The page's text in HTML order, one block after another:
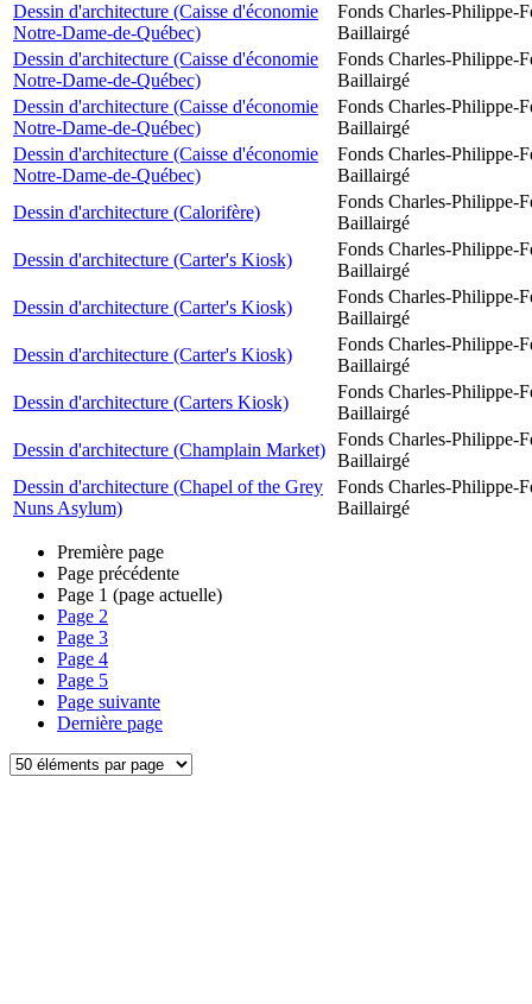
Dessin d'architecture (Caisse d'économie
Notre-Dame-de-Québec)
Fonds Charles-Philippe-
Baillairgé
Dessin d'architecture (Caisse d'économie
Notre-Dame-de-Québec)
Fonds Charles-Philippe-
Baillairgé
Dessin d'architecture (Caisse d'économie
Notre-Dame-de-Québec)
Fonds Charles-Philippe-
Baillairgé
Dessin d'architecture (Caisse d'économie
Notre-Dame-de-Québec)
Fonds Charles-Philippe-
Baillairgé
Dessin d'architecture (Calorifère)
Fonds Charles-Philippe-
Baillairgé
Dessin d'architecture (Carter's Kiosk)
Fonds Charles-Philippe-
Baillairgé
Dessin d'architecture (Carter's Kiosk)
Fonds Charles-Philippe-
Baillairgé
Dessin d'architecture (Carter's Kiosk)
Fonds Charles-Philippe-
Baillairgé
Dessin d'architecture (Carters Kiosk)
Fonds Charles-Philippe-
Baillairgé
Dessin d'architecture (Champlain Market)
Fonds Charles-Philippe-
Baillairgé
Dessin d'architecture (Chapel of the Grey
Nuns Asylum)
Fonds Charles-Philippe-
Baillairgé
Première page
Page précédente
Page 1 (page actuelle)
Page 2
Page 3
Page 4
Page 5
Page suivante
Dernière page